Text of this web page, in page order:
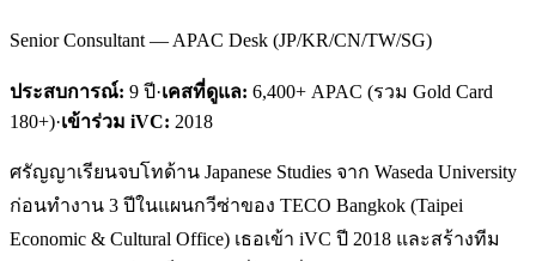
Senior Consultant — APAC Desk (JP/KR/CN/TW/SG)
ประสบการณ์: 9 ปี·เคสที่ดูแล: 6,400+ APAC (รวม Gold Card
180+)·เข้าร่วม iVC: 2018
ศรัญญาเรียนจบโทด้าน Japanese Studies จาก Waseda University
ก่อนทำงาน 3 ปีในแผนกวีซ่าของ TECO Bangkok (Taipei
Economic & Cultural Office) เธอเข้า iVC ปี 2018 และสร้างทีม